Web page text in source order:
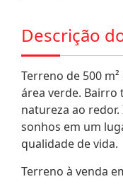
Descrição
Terreno de 500
área verde. Bairro
natureza ao
sonhos em um
qualidade de vida.
Terreno à venda